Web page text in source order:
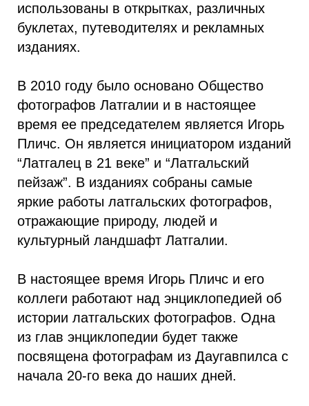
использованы в открытках, различных
буклетах, путеводителях и рекламных
изданиях.
В 2010 году было основано Общество
фотографов Латгалии и в настоящее
время ее председателем является Игорь
Пличс. Он является инициатором изданий
“Латгалец в 21 веке” и “Латгальский
пейзаж”. В изданиях собраны самые
яркие работы латгальских фотографов,
отражающие природу, людей и
культурный ландшафт Латгалии.
В настоящее время Игорь Пличс и его
коллеги работают над энциклопедией об
истории латгальских фотографов. Одна
из глав энциклопедии будет также
посвящена фотографам из Даугавпилса с
начала 20-го века до наших дней.